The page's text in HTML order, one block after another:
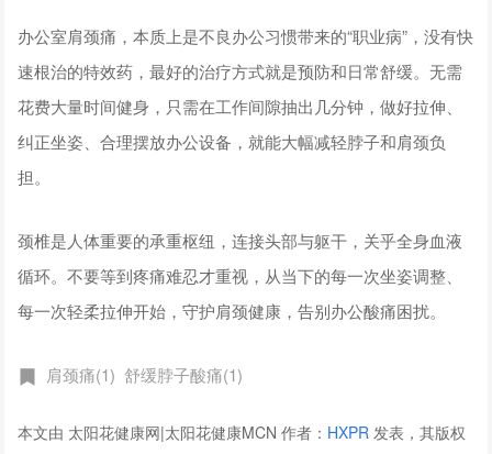
办公室肩颈痛，本质上是不良办公习惯带来的“职业病”，没有快
速根治的特效药，最好的治疗方式就是预防和日常舒缓。无需
花费大量时间健身，只需在工作间隙抽出几分钟，做好拉伸、
纠正坐姿、合理摆放办公设备，就能大幅减轻脖子和肩颈负
担。
颈椎是人体重要的承重枢纽，连接头部与躯干，关乎全身血液
循环。不要等到疼痛难忍才重视，从当下的每一次坐姿调整、
每一次轻柔拉伸开始，守护肩颈健康，告别办公酸痛困扰。
肩颈痛(1) 舒缓脖子酸痛(1)
本文由 太阳花健康网|太阳花健康MCN 作者： HXPR 发表，其版权